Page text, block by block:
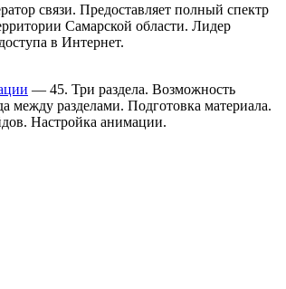
связи. Предоставляет полный спектр
Самарской области. Лидер
в Интернет.
— 45. Три раздела. Возможность
между разделами. Подготовка материала.
Настройка анимации.